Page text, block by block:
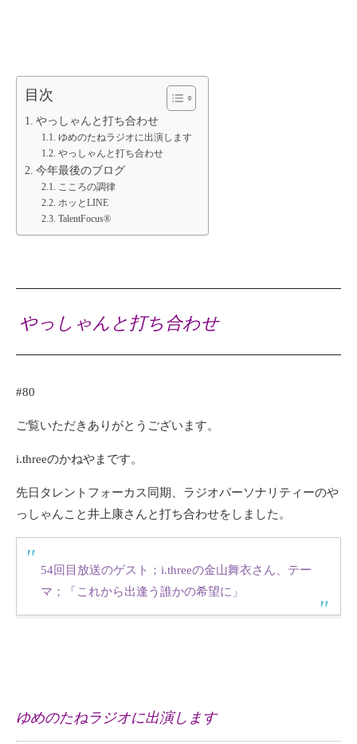
目次
やっしゃんと打ち合わせ
ゆめのたねラジオに出演します
やっしゃんと打ち合わせ
今年最後のブログ
こころの調律
ホッとLINE
TalentFocus®
やっしゃんと打ち合わせ
#80
ご覧いただきありがとうございます。
i.threeのかねやまです。
先日タレントフォーカス同期、ラジオパーソナリティーのや
っしゃんこと井上康さんと打ち合わせをしました。
54回目放送のゲスト；i.threeの金山舞衣さん、テー
マ；「これから出逢う誰かの希望に」
ゆめのたねラジオに出演します